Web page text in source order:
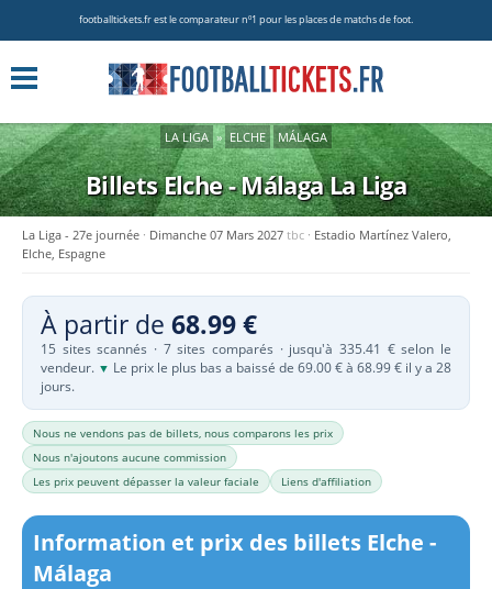
footballtickets.fr est le comparateur nº1 pour les places de matchs de foot.
LA LIGA » ELCHE MÁLAGA
Billets Elche - MálagaLa Liga
La Liga - 27e journée Dimanche 07 Mars 2027 tbc
Estadio Martínez Valero,
Elche, Espagne
À partir de 68.99 €
15 sites scannés · 7 sites comparés · jusqu'à 335.41 € selon le
vendeur. ▼ Le prix le plus bas a baissé de 69.00 € à 68.99 € il y a 28
jours.
Nous ne vendons pas de billets, nous comparons les prix
Nous n'ajoutons aucune commission
Les prix peuvent dépasser la valeur faciale
Liens d'affiliation
Information et prix des billets Elche -
Málaga